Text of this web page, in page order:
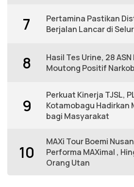
7
Pertamina Pastikan
Berjalan Lancar di
8
Hasil Tes Urine, 28
Moutong Positif
9
Perkuat Kinerja TJSL,
Kotamobagu Hadirkan
bagi Masyarakat
10
MAXi Tour Boemi
Performa MAXimal ,
Orang Utan